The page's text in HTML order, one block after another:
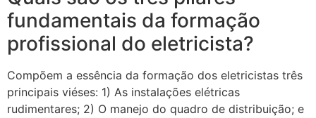
fundamentais da formação
profissional do eletricista?
Compõem a essência da formação dos eletricistas três
principais viéses: 1) As instalações elétricas
rudimentares; 2) O manejo do quadro de distribuição; e